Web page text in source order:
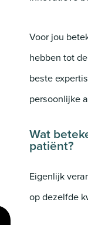
Voor jou
hebben tot
beste
persoonlijke
Wat
patiënt?
Eigenlijk
op dezelfde